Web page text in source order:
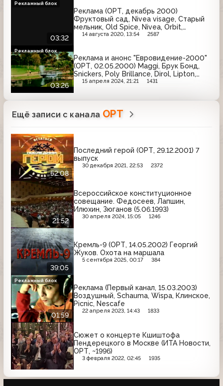
03:32
Реклама (ОРТ, декабрь 2000)
Фруктовый сад, Nivea visage, Старый
мельник, Old Spice, Nivea, Orbit,
Panasonic, Secret
14 августа 2020, 13:54 2587
Рекламный блок
03:26
Реклама и анонс "Евровидение-2000"
(ОРТ, 02.05.2000) Maggi, Брук Бонд,
Snickers, Poly Brillance, Dirol, Lipton,
Sunsilk
15 апреля 2024, 21:21 1431
Рекламный блок
Ещё записи с канала ОРТ
52:08
Последний герой (ОРТ, 29.12.2001) 7
выпуск
30 декабря 2021, 22:53 2372
21:52
Всероссийское конституционное
совещание. Федосеев, Лапшин,
Илюхин, Зюганов (5.06.1993)
30 апреля 2024, 15:05 1246
39:05
Кремль-9 (ОРТ, 14.05.2002) Георгий
Жуков. Охота на маршала
5 сентября 2025, 00:17 384
01:59
Реклама (Первый канал, 15.03.2003)
Воздушный, Schauma, Wispa, Клинское,
Picnic, Nescafe
22 апреля 2023, 14:43 1833
Рекламный блок
Сюжет о концерте Кшиштофа
Пендерецкого в Москве (ИТА Новости,
ОРТ, ~1996)
3 февраля 2022, 02:45 1935